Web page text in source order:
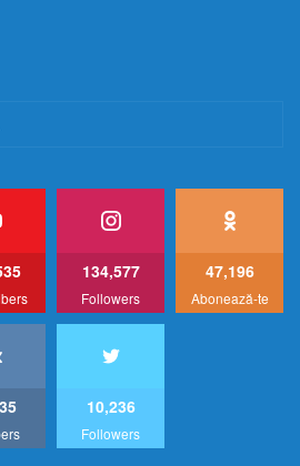
134,577
Followers
47,196
Abonează-te
10,236
Followers